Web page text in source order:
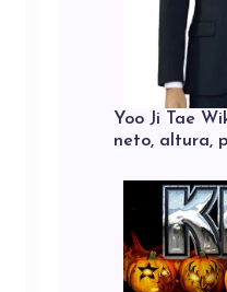
Yoo Ji Tae
neto, altura,